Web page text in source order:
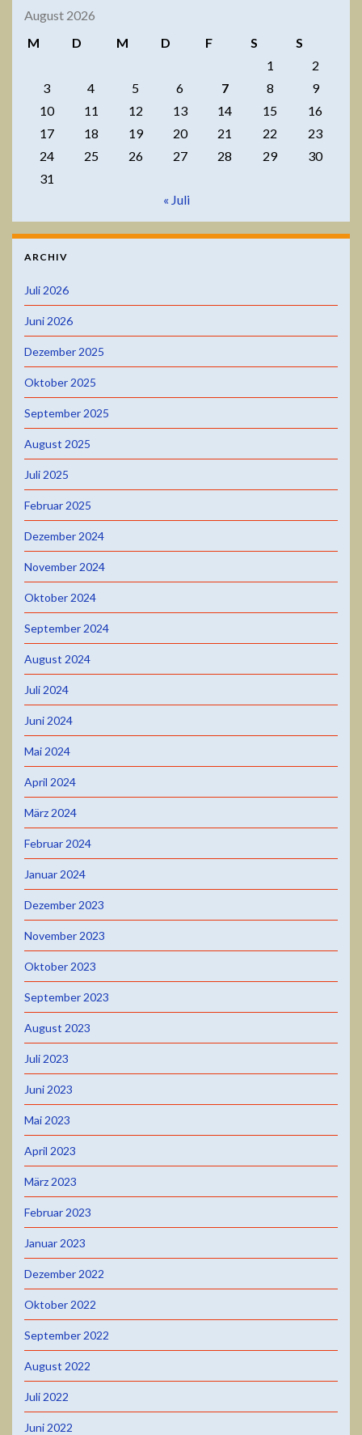
August 2026
M
D M D F S
S
1
2
3
4 5 6 7 8
9
10
11 12 13 14 15
16
17
18 19 20 21 22
23
24
25 26 27 28 29
30
31
« Juli
ARCHIV
Juli 2026
Juni 2026
Dezember 2025
Oktober 2025
September 2025
August 2025
Juli 2025
Februar 2025
Dezember 2024
November 2024
Oktober 2024
September 2024
August 2024
Juli 2024
Juni 2024
Mai 2024
April 2024
März 2024
Februar 2024
Januar 2024
Dezember 2023
November 2023
Oktober 2023
September 2023
August 2023
Juli 2023
Juni 2023
Mai 2023
April 2023
März 2023
Februar 2023
Januar 2023
Dezember 2022
Oktober 2022
September 2022
August 2022
Juli 2022
Juni 2022